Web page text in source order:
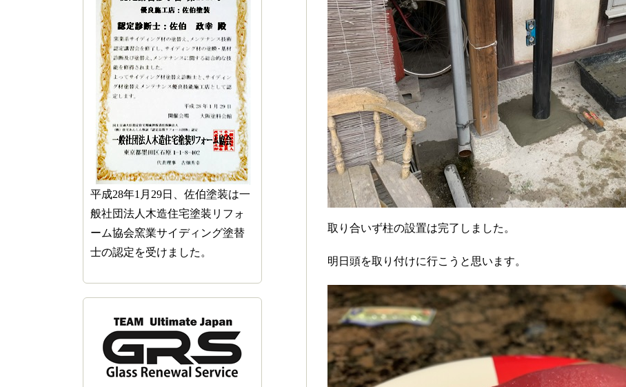
取り合いず柱の設置は完了しました。
明日頭を取り付けに行こうと思います。
平成28年1月29日、佐伯塗装は一
般社団法人木造住宅塗装リフォ
ーム協会窯業サイディング塗替
士の認定を受けました。